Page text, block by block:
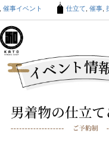
催事イベント 仕立て 催事,